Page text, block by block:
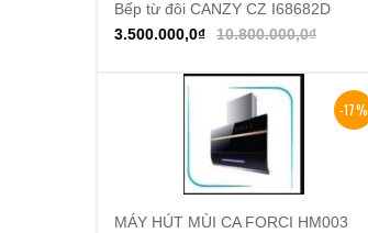
Thêm vào giỏ hàng
Bếp từ đôi CANZY CZ I68682D
10.800.000,0₫
3.500.000,0₫
-17%
Thêm vào giỏ hàng
MÁY HÚT MÙI CA FORCI HM003